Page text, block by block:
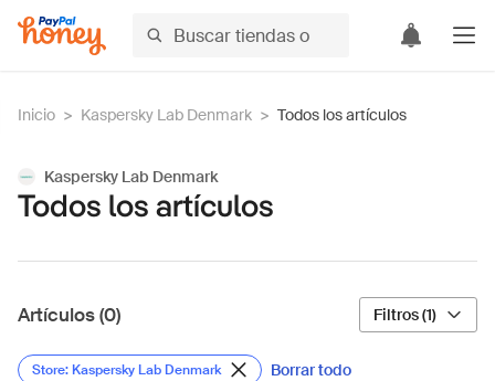
Inicio > Kaspersky Lab Denmark > Todos los artículos
Kaspersky Lab Denmark
Todos los artículos
Artículos (0) Filtros (1)
Store: Kaspersky Lab Denmark Borrar todo